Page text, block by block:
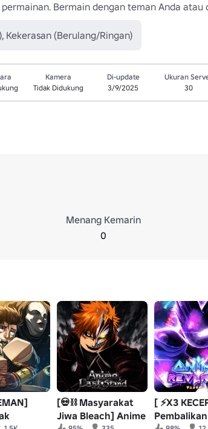
Bermain dengan teman Anda atau
Kekerasan (Berulang/Ringan)
Kamera
Tidak Didukung
Di-update
3/9/2025
Ukuran
30
Menang Kemarin
0
[💀⛓️ Masyarakat
Jiwa Bleach] Anime
[ ⚡️X3